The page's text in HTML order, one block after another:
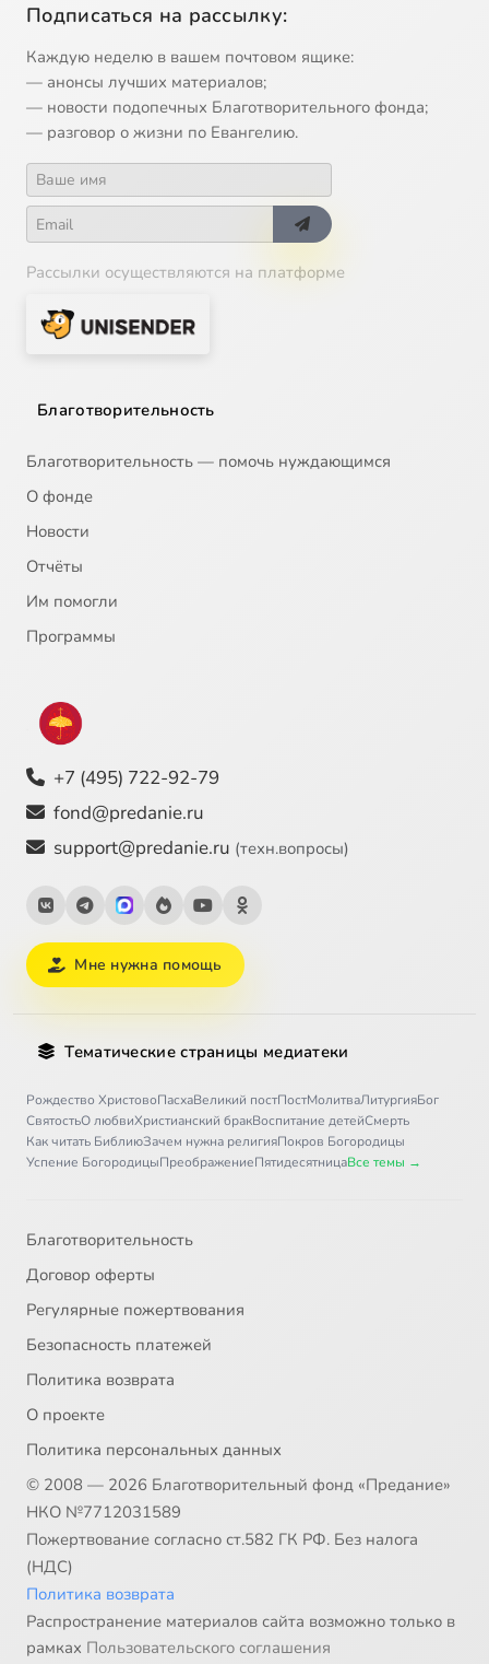
Подписаться на рассылку:
Каждую неделю в вашем почтовом ящике:
— анонсы лучших материалов;
— новости подопечных Благотворительного фонда;
— разговор о жизни по Евангелию.
Рассылки осуществляются на платформе
Благотворительность
Благотворительность — помочь нуждающимся
О фонде
Новости
Отчёты
Им помогли
Программы
+7 (495) 722-92-79
fond@predanie.ru
support@predanie.ru (техн.вопросы)
Мне нужна помощь
Тематические страницы медиатеки
Рождество ХристовоПасхаВеликий постПостМолитваЛитургияБог
СвятостьО любвиХристианский бракВоспитание детейСмерть
Как читать БиблиюЗачем нужна религияПокров Богородицы
Успение БогородицыПреображениеПятидесятницаВсе темы →
Благотворительность
Договор оферты
Регулярные пожертвования
Безопасность платежей
Политика возврата
О проекте
Политика персональных данных
© 2008 — 2026 Благотворительный фонд «Предание»
НКО №7712031589
Пожертвование согласно ст.582 ГК РФ. Без налога
(НДС)
Политика возврата
Распространение материалов сайта возможно только в
рамках Пользовательского соглашения